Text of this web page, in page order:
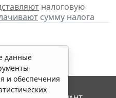
налоговую
сумму налога
данные
и обеспечения